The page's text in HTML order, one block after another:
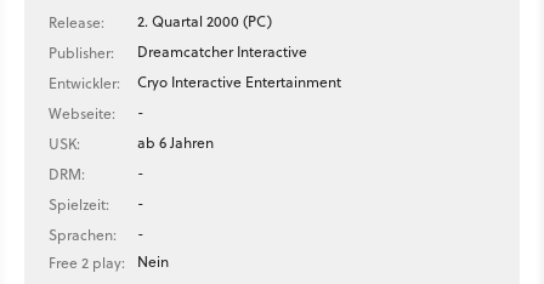
Release:
2. Quartal 2000 (PC)
Publisher:
Dreamcatcher Interactive
Entwickler:
Cryo Interactive Entertainment
Webseite:
-
USK:
ab 6 Jahren
DRM:
-
Spielzeit:
-
Sprachen:
-
Free 2 play:
Nein